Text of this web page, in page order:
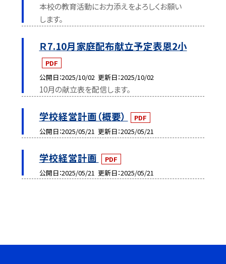
本校の教育活動にお力添えをよろしくお願い
します。
Ｒ7.10月家庭配布献立予定表恩2小
PDF
公開日 2025/10/02 更新日 2025/10/02
10月の献立表を配信します。
学校経営計画（概要）
PDF
公開日 2025/05/21 更新日 2025/05/21
学校経営計画
PDF
公開日 2025/05/21 更新日 2025/05/21